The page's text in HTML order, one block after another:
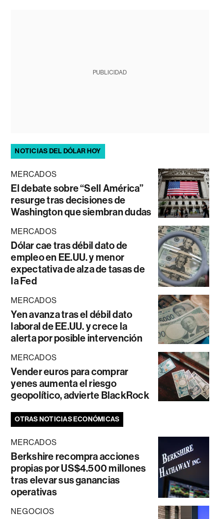
PUBLICIDAD
NOTICIAS DEL DÓLAR HOY
MERCADOS
El debate sobre “Sell América”
resurge tras decisiones de
Washington que siembran dudas
MERCADOS
Dólar cae tras débil dato de
empleo en EE.UU. y menor
expectativa de alza de tasas de
la Fed
MERCADOS
Yen avanza tras el débil dato
laboral de EE.UU. y crece la
alerta por posible intervención
MERCADOS
Vender euros para comprar
yenes aumenta el riesgo
geopolítico, advierte BlackRock
OTRAS NOTICIAS ECONÓMICAS
MERCADOS
Berkshire recompra acciones
propias por US$4.500 millones
tras elevar sus ganancias
operativas
NEGOCIOS